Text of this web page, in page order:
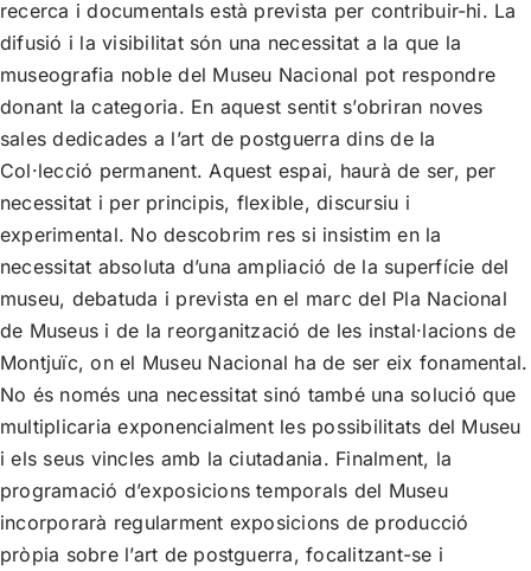
recerca i documentals està prevista per contribuir-hi. La
difusió i la visibilitat són una necessitat a la que la
museografia noble del Museu Nacional pot respondre
donant la categoria. En aquest sentit s’obriran noves
sales dedicades a l’art de postguerra dins de la
Col·lecció permanent. Aquest espai, haurà de ser, per
necessitat i per principis, flexible, discursiu i
experimental. No descobrim res si insistim en la
necessitat absoluta d’una ampliació de la superfície del
museu, debatuda i prevista en el marc del Pla Nacional
de Museus i de la reorganització de les instal·lacions de
Montjuïc, on el Museu Nacional ha de ser eix fonamental.
No és només una necessitat sinó també una solució que
multiplicaria exponencialment les possibilitats del Museu
i els seus vincles amb la ciutadania. Finalment, la
programació d’exposicions temporals del Museu
incorporarà regularment exposicions de producció
pròpia sobre l’art de postguerra, focalitzant-se i